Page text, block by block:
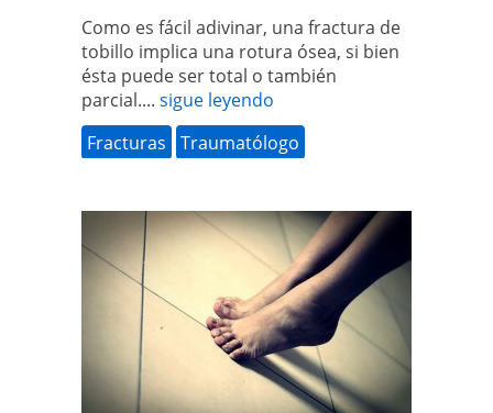
Como es fácil adivinar, una fractura de
tobillo implica una rotura ósea, si bien
ésta puede ser total o también
parcial.... sigue leyendo
Fracturas
Traumatólogo